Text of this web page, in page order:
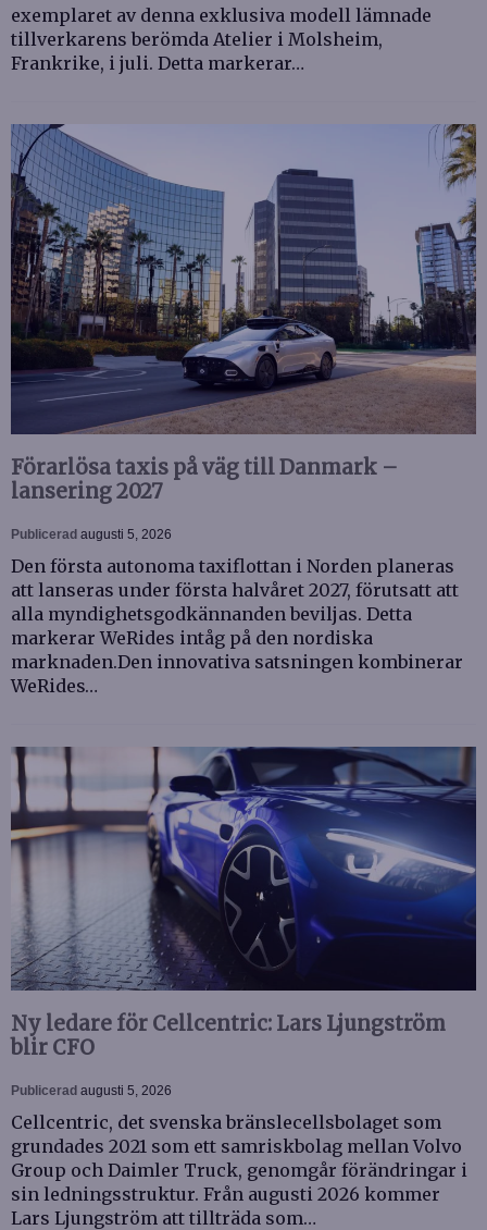
exemplaret av denna exklusiva modell lämnade
tillverkarens berömda Atelier i Molsheim,
Frankrike, i juli. Detta markerar…
Förarlösa taxis på väg till Danmark –
lansering 2027
Publicerad augusti 5, 2026
Den första autonoma taxiflottan i Norden planeras
att lanseras under första halvåret 2027, förutsatt att
alla myndighetsgodkännanden beviljas. Detta
markerar WeRides intåg på den nordiska
marknaden.Den innovativa satsningen kombinerar
WeRides…
Ny ledare för Cellcentric: Lars Ljungström
blir CFO
Publicerad augusti 5, 2026
Cellcentric, det svenska bränslecellsbolaget som
grundades 2021 som ett samriskbolag mellan Volvo
Group och Daimler Truck, genomgår förändringar i
sin ledningsstruktur. Från augusti 2026 kommer
Lars Ljungström att tillträda som…